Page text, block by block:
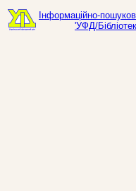
Інформаційно-
'УФД/